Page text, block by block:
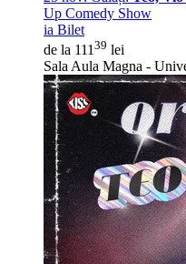
Up Comedy Show
ia Bilet
de la 111 39 lei
Sala Aula Magna -